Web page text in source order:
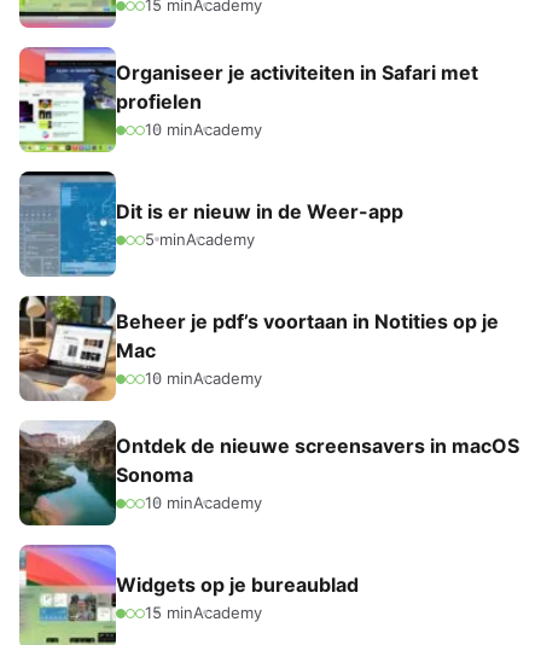
15 minAcademy
Organiseer je activiteiten in Safari met
profielen
10 minAcademy
Dit is er nieuw in de Weer-app
5 minAcademy
Beheer je pdf’s voortaan in Notities op je
Mac
10 minAcademy
Ontdek de nieuwe screensavers in macOS
Sonoma
10 minAcademy
Widgets op je bureaublad
15 minAcademy